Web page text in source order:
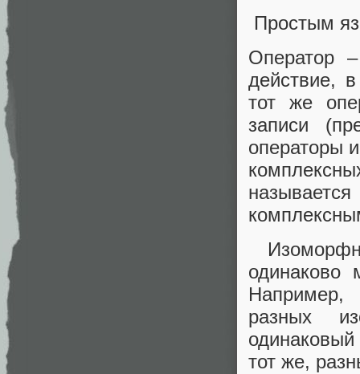
Простым
Оператор
действие,
тот же
записи
операторы
одинаково
Например,
разных
одинаковый
тот же,